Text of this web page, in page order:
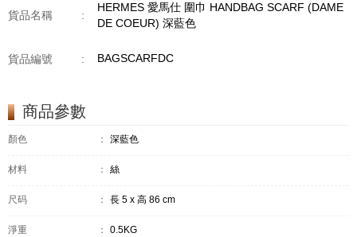
貨品名稱 :
HERMES 愛馬仕 圍巾 HANDBAG SCARF (DAME
DE COEUR) 深藍色
貨品編號 : BAGSCARFDC
商品參數
顏色 ： 深藍色
材料 ： 絲
尺码 ： 長 5 x 高 86 cm
淨重 ： 0.5KG